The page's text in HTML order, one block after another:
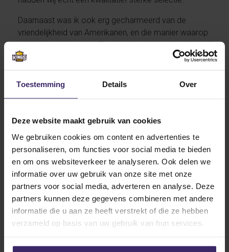
Toestemming Details Over
Deze website maakt gebruik van cookies
We gebruiken cookies om content en advertenties te
personaliseren, om functies voor social media te bieden
en om ons websiteverkeer te analyseren. Ook delen we
informatie over uw gebruik van onze site met onze
partners voor social media, adverteren en analyse. Deze
partners kunnen deze gegevens combineren met andere
informatie die u aan ze heeft verstrekt of die ze hebben
verzameld op basis van uw gebruik van hun services.
Daarnaast was ik ook erg gecharmeerd van de
vriendelijkheid van Amerikanen, en die manier waarop
ze je behandelen. Met Thanksgiving bijvoorbeeld werd
ik samen met mijn Duitse teamgenoot uitgenodigd
op geheel Amerikaanse wijze, inclusief het jagen op
schoten enkel gelost op kartonnen doosjes…
Waarvoor zou je nog echt een keer terug willen
gaan naar de Verenigde Staten?
Goede vraag. Waar ik voornamelijk vaak aan denk is
hoe mijn eigen leven eruit had gezien als ik mijn
bacheloropleiding in Amerika had gedaan in plaats
van mijn masterstudie. Nadat ik het zelf heb
geraakt van college sports. De manier waarop alles